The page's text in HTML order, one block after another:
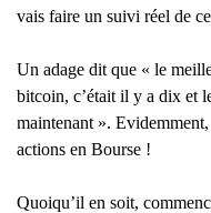
vais faire un suivi réel de
Un adage dit que « le
bitcoin, c’était il y a dix et
maintenant ».
actions en Bourse !
Quoiqu’il en soit,